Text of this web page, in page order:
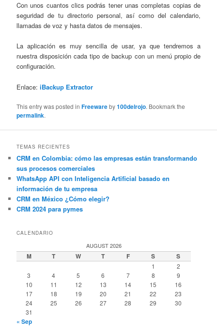
Con unos cuantos clics podrás tener unas completas copias de
seguridad de tu directorio personal, así como del calendario,
llamadas de voz y hasta datos de mensajes.
La aplicación es muy sencilla de usar, ya que tendremos a
nuestra disposición cada tipo de backup con un menú propio de
configuración.
Enlace:iBackup Extractor
This entry was posted inFreewareby100delrojo. Bookmark the
permalink.
TEMAS RECIENTES
CRM en Colombia: cómo las empresas están transformando
sus procesos comerciales
WhatsApp API con Inteligencia Artificial basado en
información de tu empresa
CRM en México ¿Cómo elegir?
CRM 2024 para pymes
CALENDARIO
AUGUST 2026
M T W T F S S
1
2
3
4 5 6 7 8
9
10
11 12 13 14 15
16
17
18 19 20 21 22
23
24
25 26 27 28 29
30
31
« Sep